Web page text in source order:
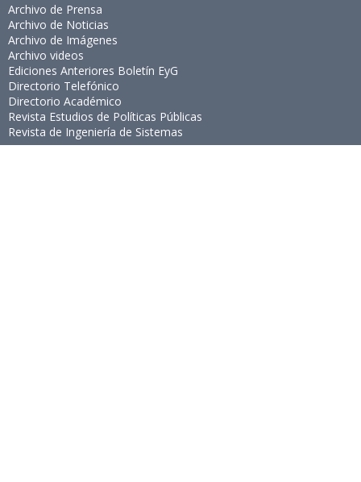
Archivo de Prensa
Archivo de Noticias
Archivo de Imágenes
Archivo videos
Ediciones Anteriores Boletín EyG
Directorio Telefónico
Directorio Académico
Revista Estudios de Políticas Públicas
Revista de Ingeniería de Sistemas